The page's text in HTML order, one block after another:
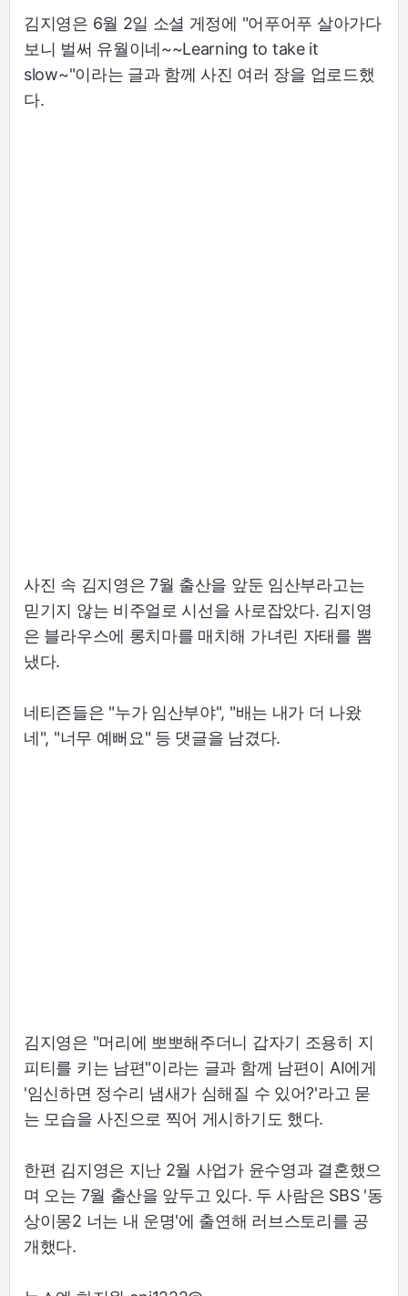
김지영은 6월 2일 소셜 게정에 "어푸어푸 살아가다
보니 벌써 유월이네~~Learning to take it
slow~"이라는 글과 함께 사진 여러 장을 업로드했
다.
사진 속 김지영은 7월 출산을 앞둔 임산부라고는
믿기지 않는 비주얼로 시선을 사로잡았다. 김지영
은 블라우스에 롱치마를 매치해 가녀린 자태를 뽐
냈다.
네티즌들은 "누가 임산부야", "배는 내가 더 나왔
네", "너무 예뻐요" 등 댓글을 남겼다.
김지영은 "머리에 뽀뽀해주더니 갑자기 조용히 지
피티를 키는 남편"이라는 글과 함께 남편이 AI에게
'임신하면 정수리 냄새가 심해질 수 있어?'라고 묻
는 모습을 사진으로 찍어 게시하기도 했다.
한편 김지영은 지난 2월 사업가 윤수영과 결혼했으
며 오는 7월 출산을 앞두고 있다. 두 사람은 SBS '동
상이몽2 너는 내 운명'에 출연해 러브스토리를 공
개했다.